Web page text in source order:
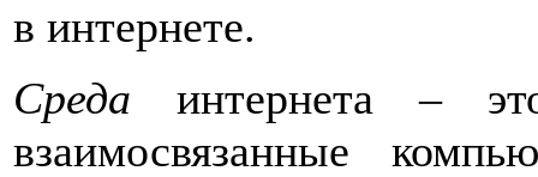
в интернете.
Средаинтернета –
взаимосвязанные